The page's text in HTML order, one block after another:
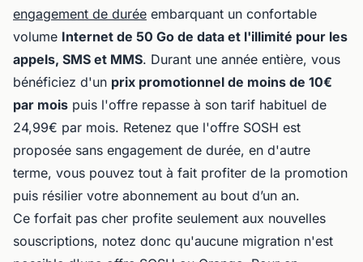
engagement de durée embarquant un confortable
volume Internet de 50 Go de data et l'illimité pour les
appels, SMS et MMS. Durant une année entière, vous
bénéficiez d'un prix promotionnel de moins de 10€
par mois puis l'offre repasse à son tarif habituel de
24,99€ par mois. Retenez que l'offre SOSH est
proposée sans engagement de durée, en d'autre
terme, vous pouvez tout à fait profiter de la promotion
puis résilier votre abonnement au bout d’un an.
Ce forfait pas cher profite seulement aux nouvelles
souscriptions, notez donc qu'aucune migration n'est